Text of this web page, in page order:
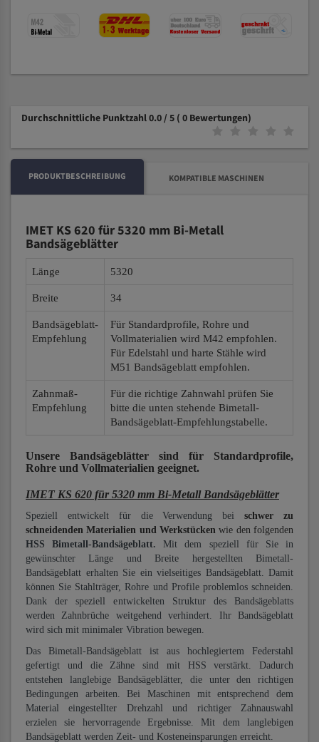
Durchschnittliche Punktzahl 0.0 / 5 ( 0 Bewertungen)
PRODUKTBESCHREIBUNG KOMPATIBLE MASCHINEN
IMET KS 620 für 5320 mm Bi-Metall
Bandsägeblätter
Länge 5320
Breite 34
Bandsägeblatt-
Empfehlung
Für Standardprofile, Rohre und
Vollmaterialien wird M42 empfohlen.
Für Edelstahl und harte Stähle wird
M51 Bandsägeblatt empfohlen.
Zahnmaß-
Empfehlung
Für die richtige Zahnwahl prüfen Sie
bitte die unten stehende Bimetall-
Bandsägeblatt-Empfehlungstabelle.
Unsere Bandsägeblätter sind für Standardprofile,
Rohre und Vollmaterialien geeignet.
IMET KS 620 für 5320 mm Bi-Metall Bandsägeblätter
Speziell entwickelt für die Verwendung beischwer zu
schneidenden Materialien und Werkstücken wie den folgenden
HSS Bimetall-Bandsägeblatt. Mit dem speziell für Sie in
gewünschter Länge und Breite hergestellten Bimetall-
Bandsägeblatt erhalten Sie ein vielseitiges Bandsägeblatt. Damit
können Sie Stahlträger, Rohre und Profile problemlos schneiden.
Dank der speziell entwickelten Struktur des Bandsägeblatts
werden Zahnbrüche weitgehend verhindert. Ihr Bandsägeblatt
wird sich mit minimaler Vibration bewegen.
Das Bimetall-Bandsägeblatt ist aus hochlegiertem Federstahl
gefertigt und die Zähne sind mit HSS verstärkt. Dadurch
entstehen langlebige Bandsägeblätter, die unter den richtigen
Bedingungen arbeiten. Bei Maschinen mit entsprechend dem
Material eingestellter Drehzahl und richtiger Zahnauswahl
erzielen sie hervorragende Ergebnisse. Mit dem langlebigen
Bandsägeblatt werden Zeit- und Kosteneinsparungen erreicht.